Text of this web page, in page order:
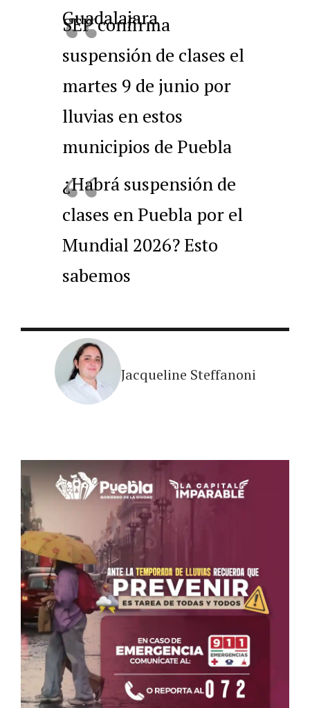
Guadalajara
SEP confirma
suspensión de clases el
martes 9 de junio por
lluvias en estos
municipios de Puebla
¿Habrá suspensión de
clases en Puebla por el
Mundial 2026? Esto
sabemos
Jacqueline Steffanoni